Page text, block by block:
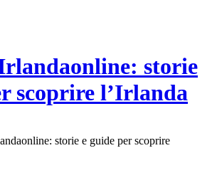
storie
scoprire l’Irlanda
storie e guide per scoprire